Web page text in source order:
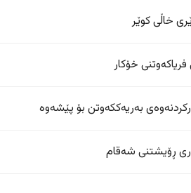
خاڵی کوێر
فریاکەوتنی خۆکار
بەریەککەوتن بۆ پێشەوە
ڕۆیشتنی شەقام